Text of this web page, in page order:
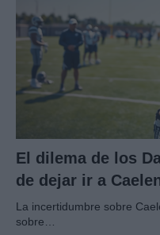
El dilema de los
de dejar ir a
La incertidumbre sobre
sobre…